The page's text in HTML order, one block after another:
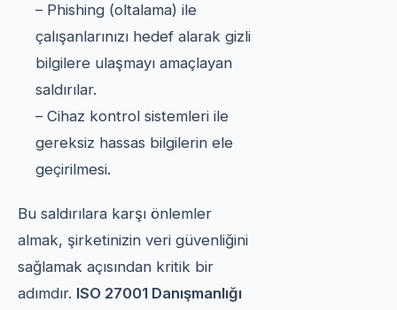
– Phishing (oltalama) ile
çalışanlarınızı hedef alarak gizli
bilgilere ulaşmayı amaçlayan
saldırılar.
– Cihaz kontrol sistemleri ile
gereksiz hassas bilgilerin ele
geçirilmesi.
Bu saldırılara karşı önlemler
almak, şirketinizin veri güvenliğini
sağlamak açısından kritik bir
adımdır. ISO 27001 Danışmanlığı